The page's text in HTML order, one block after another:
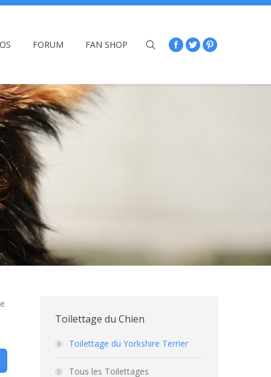
FORUM FAN SHOP
Toilettage du Chien
Toilettage du Yorkshire Terrier
Tous les Toilettages